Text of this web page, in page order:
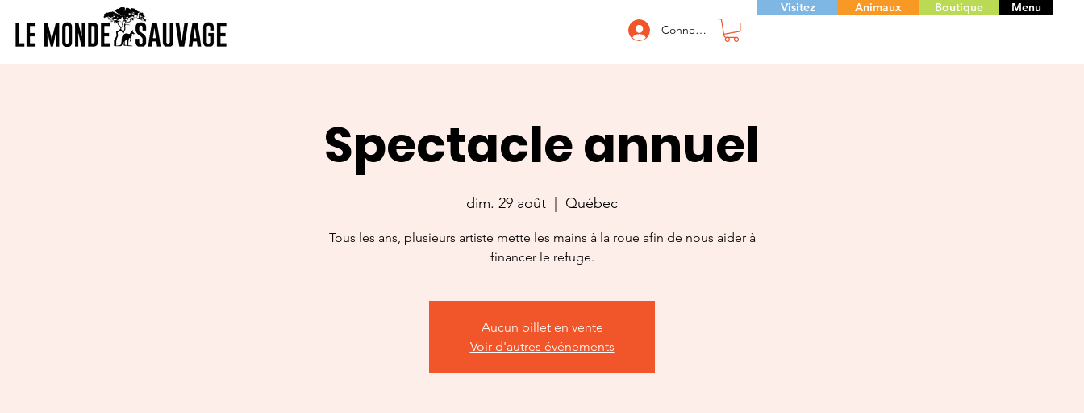
Connexion
Visitez Animaux Boutique Menu
Spectacle annuel
dim. 29 août
  |
Québec
Tous les ans, plusieurs artiste mette les mains à la roue afin de nous aider à
financer le refuge.
Aucun billet en vente
Voir d'autres événements